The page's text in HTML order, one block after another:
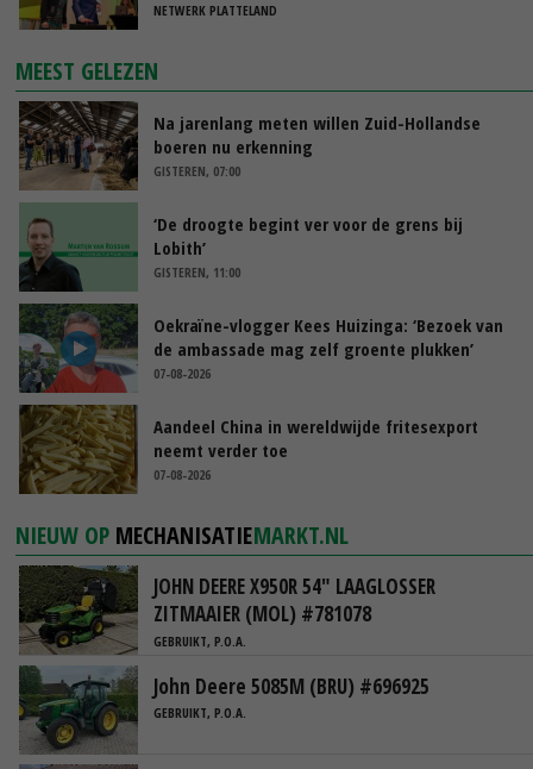
NETWERK PLATTELAND
MEEST GELEZEN
Na jarenlang meten willen Zuid-Hollandse
boeren nu erkenning
GISTEREN, 07:00
‘De droogte begint ver voor de grens bij
Lobith’
GISTEREN, 11:00
Oekraïne-vlogger Kees Huizinga: ‘Bezoek van
de ambassade mag zelf groente plukken’
07-08-2026
Aandeel China in wereldwijde fritesexport
neemt verder toe
07-08-2026
NIEUW OP MECHANISATIEMARKT.NL
JOHN DEERE X950R 54" LAAGLOSSER
ZITMAAIER (MOL) #781078
GEBRUIKT, P.O.A.
John Deere 5085M (BRU) #696925
GEBRUIKT, P.O.A.